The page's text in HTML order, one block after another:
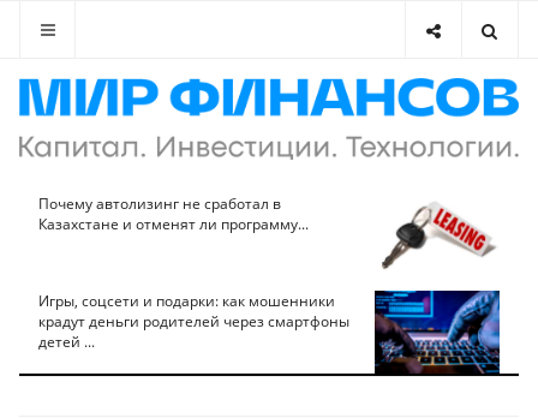
Почему автолизинг не сработал в
Казахстане и отменят ли программу...
Игры, соцсети и подарки: как мошенники
крадут деньги родителей через смартфоны
детей ...